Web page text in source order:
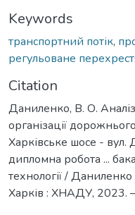
Keywords
транспортний потік,
регульоване
Citation
Даниленко, В. О.
організації
Харківське шосе - вул.
дипломна робота ...
технології /
Харків : ХНАДУ, 2023.